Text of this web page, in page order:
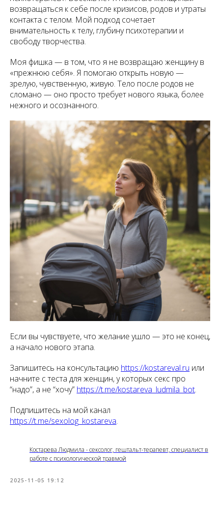
возвращаться к себе после кризисов, родов и утраты
контакта с телом. Мой подход сочетает
внимательность к телу, глубину психотерапии и
свободу творчества.
Моя фишка — в том, что я не возвращаю женщину в
«прежнюю себя». Я помогаю открыть новую —
зрелую, чувственную, живую. Тело после родов не
сломано — оно просто требует нового языка, более
нежного и осознанного.
Если вы чувствуете, что желание ушло — это не конец,
а начало нового этапа.
Запишитесь на консультацию https://kostareval.ru или
начните с теста для женщин, у которых секс про
“надо”, а не “хочу” https://t.me/kostareva_ludmila_bot.
Подпишитесь на мой канал
https://t.me/sexolog_kostareva.
Костарева Людмила - сексолог, гештальт-терапевт, специалист в
работе с психологической травмой
2025-11-05 19:12